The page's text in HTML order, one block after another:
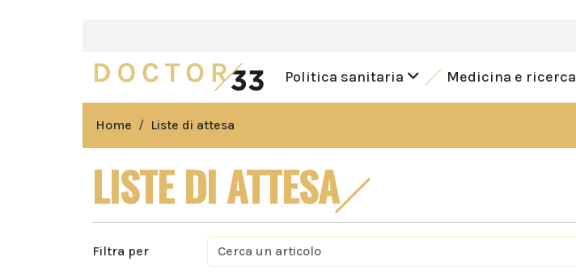
Politica sanitaria Medicina e ricerca
Home Liste di attesa
LISTE DI ATTESA
Filtra per